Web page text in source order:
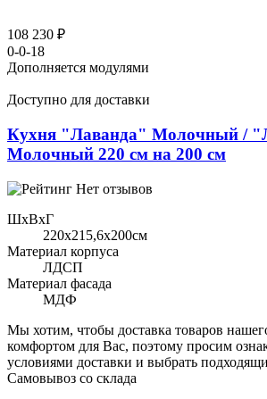
108 230 ₽
0-0-18
Дополняется модулями
Доступно для доставки
Кухня "Лаванда" Молочный /
Молочный 220 см на 200 см
Нет отзывов
ШхВхГ
220x215,6х200см
Материал корпуса
ЛДСП
Материал фасада
МДФ
Мы хотим, чтобы доставка товаров
комфортом для Вас, поэтому просим
условиями доставки и выбрать
Самовывоз со склада